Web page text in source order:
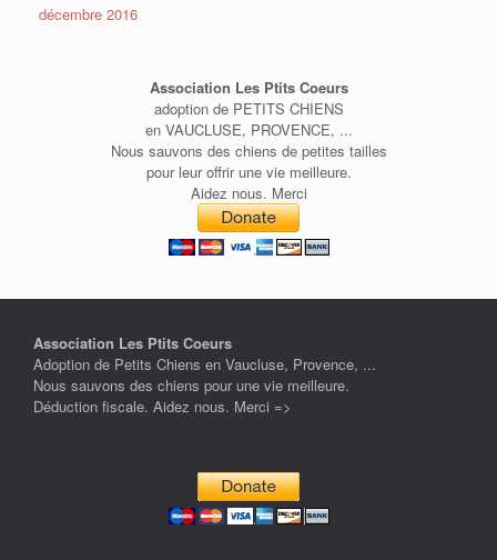
décembre 2016
Association Les Ptits Coeurs
adoption de PETITS CHIENS
en VAUCLUSE, PROVENCE, ...
Nous sauvons des chiens de petites tailles
pour leur offrir une vie meilleure.
Aidez nous. Merci
Association Les Ptits Coeurs
Adoption de Petits Chiens en Vaucluse, Provence, ...
Nous sauvons des chiens pour une vie meilleure.
Déduction fiscale. Aidez nous. Merci =>